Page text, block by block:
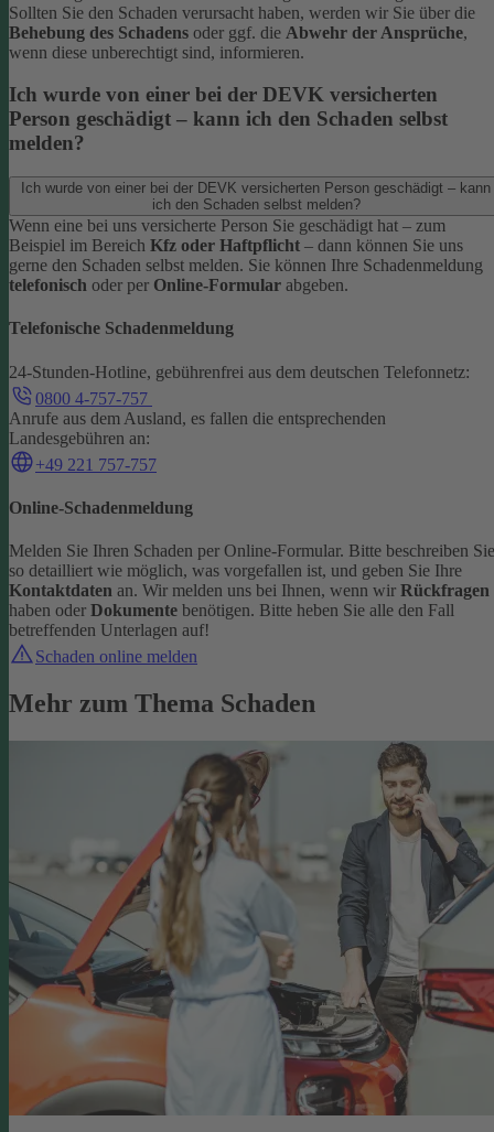
Sollten Sie den Schaden verursacht haben, werden wir Sie über die
Behebung des Schadens oder ggf. die Abwehr der Ansprüche,
wenn diese unberechtigt sind, informieren.
Ich wurde von einer bei der DEVK versicherten
Person geschädigt – kann ich den Schaden selbst
melden?
Ich wurde von einer bei der DEVK versicherten Person geschädigt – kann
ich den Schaden selbst melden?
Wenn eine bei uns versicherte Person Sie geschädigt hat – zum
Beispiel im Bereich Kfz oder Haftpflicht – dann können Sie uns
gerne den Schaden selbst melden. Sie können Ihre Schadenmeldung
telefonisch oder per Online-Formular abgeben.
Telefonische Schadenmeldung
24-Stunden-Hotline, gebührenfrei aus dem deutschen Telefonnetz:
0800 4-757-757
Anrufe aus dem Ausland, es fallen die entsprechenden
Landesgebühren an:
+49 221 757-757
Online-Schadenmeldung
Melden Sie Ihren Schaden per Online-Formular. Bitte beschreiben Sie
so detailliert wie möglich, was vorgefallen ist, und geben Sie Ihre
Kontaktdaten an. Wir melden uns bei Ihnen, wenn wir Rückfragen
haben oder Dokumente benötigen. Bitte heben Sie alle den Fall
betreffenden Unterlagen auf!
Schaden online melden
Mehr zum Thema Schaden